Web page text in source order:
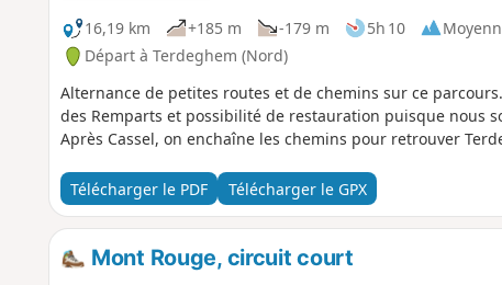
16,19 km
+185 m -179 m 5h 10
Départ à Terdeghem (Nord)
Alternance de petites routes et de chemins sur ce
des Remparts et possibilité de restauration puisque nous
Après Cassel, on enchaîne les chemins pour retrouver
Télécharger le PDF Télécharger le GPX
Mont Rouge, circuit court